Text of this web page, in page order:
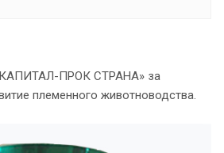
ПРОК СТРАНА» за
племенного животноводства.